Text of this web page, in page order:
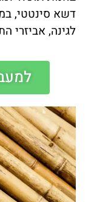
דשא סינטטי,
לגינה, אביזרי